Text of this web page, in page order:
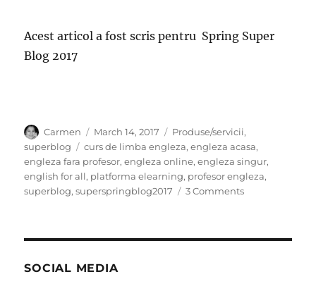
Acest articol a fost scris pentru Spring Super
Blog 2017
Author
Carmen
Posted
on
March 14, 2017 Categories
Produse/servicii,
superblog
Tags
curs de limba engleza,engleza acasa,
engleza fara profesor,engleza online,engleza singur,
english for all, platforma elearning, profesor engleza,
superblog,superspringblog2017 3 Commentson
SOCIAL MEDIA